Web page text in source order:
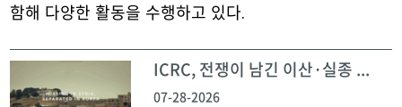
함해 다양한 활동을 수행하고 있다.
ICRC, 전쟁이 남긴 이산·실종 ...
07-28-2026